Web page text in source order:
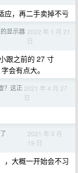
应，再二手卖掉不亏
显示器 2022 年 1 月 21
日
跟之前的 27 寸
会有点大。
？这正 2021 年 4 月 27
日
2021 年 3 月
19 日
，大概一开始会不习